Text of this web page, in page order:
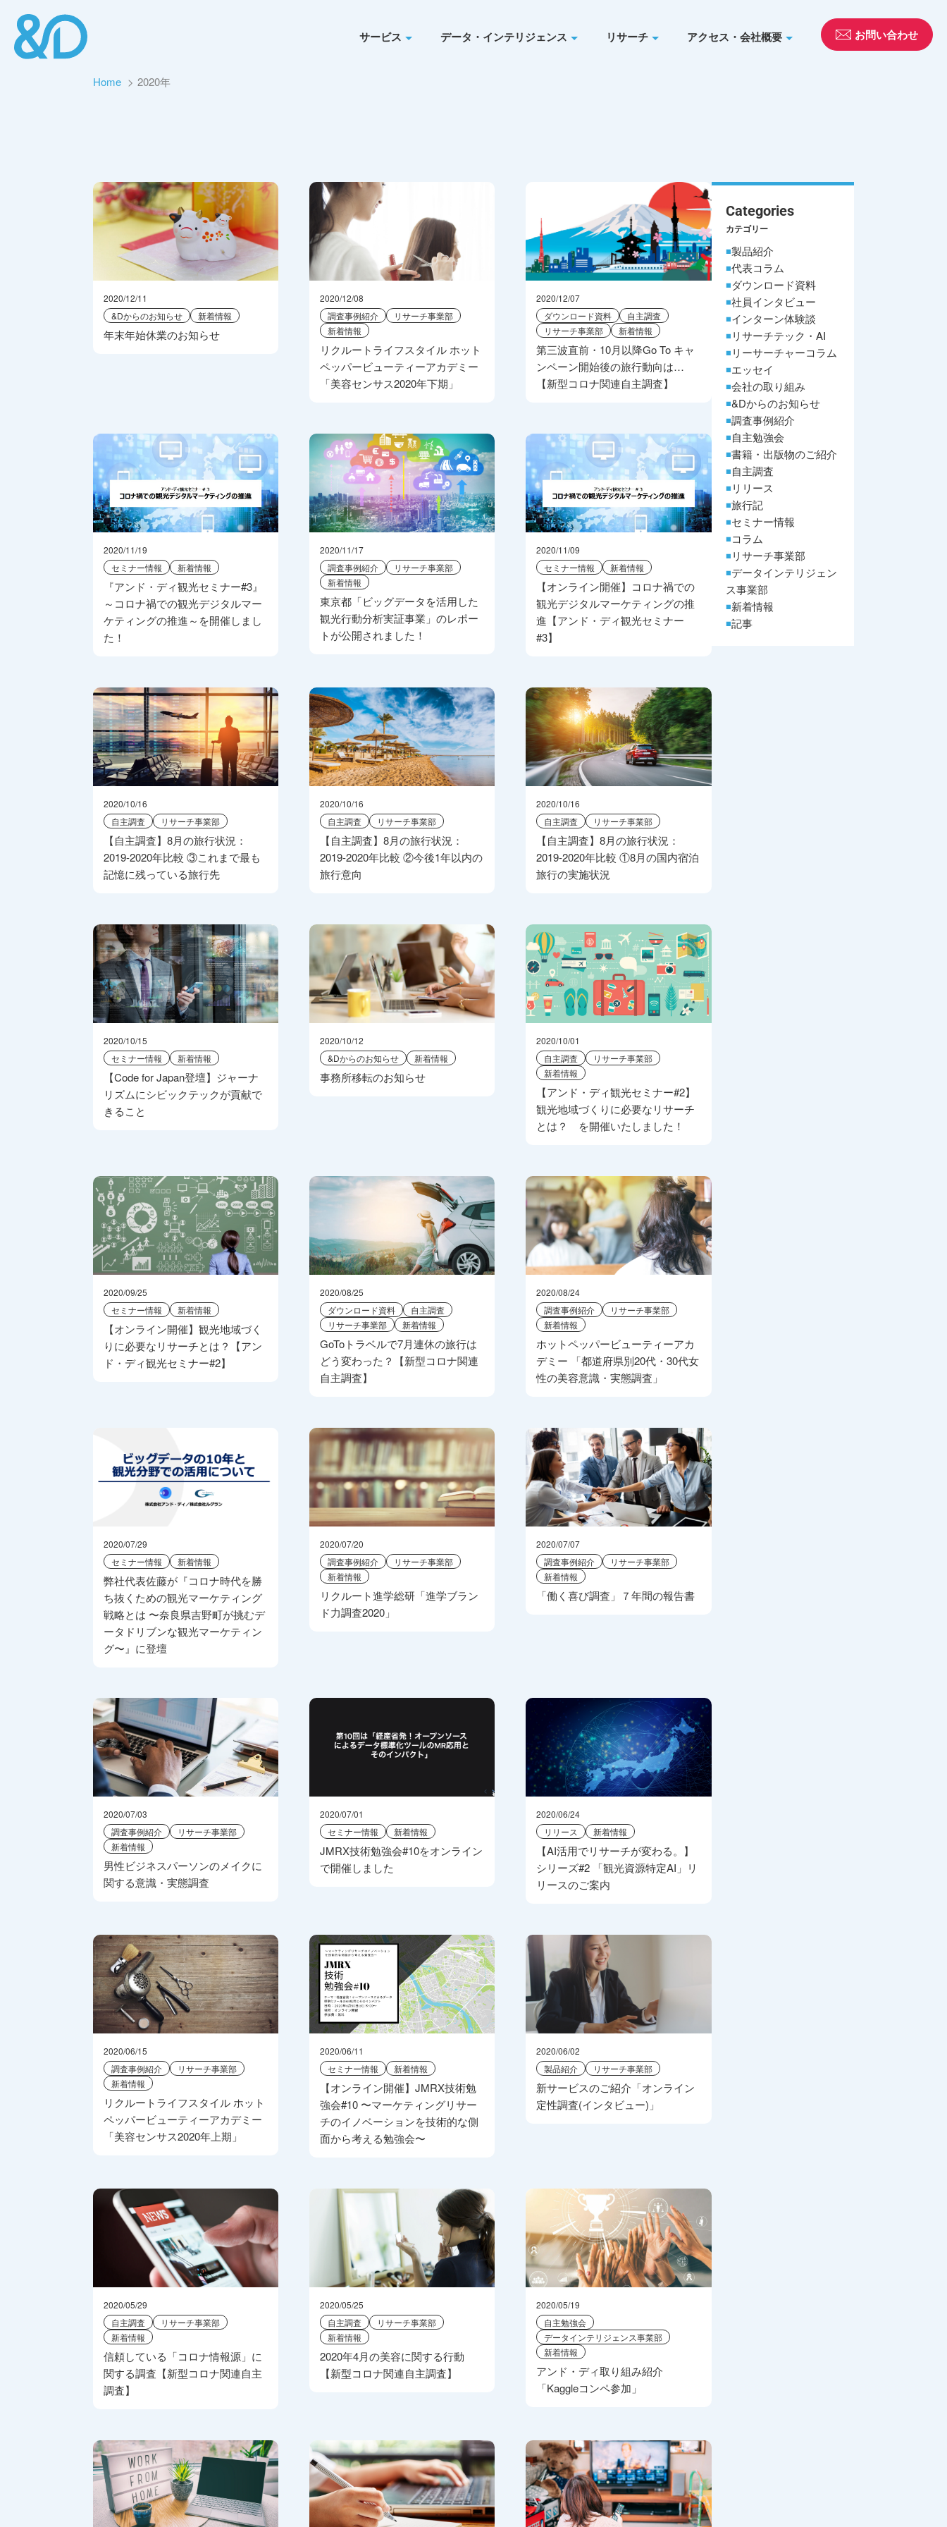
サービス データ・インテリジェンス リサーチ アクセス・会社概要 お問い合わせ
Home 2020年
2020/12/11
&Dからのお知らせ
新着情報
年末年始休業のお知らせ
2020/12/08
調査事例紹介
リサーチ事業部
新着情報
リクルートライフスタイル ホット
ペッパービューティーアカデミー
「美容センサス2020年下期」
2020/12/07
ダウンロード資料
自主調査
リサーチ事業部
新着情報
第三波直前・10月以降Go To キャ
ンペーン開始後の旅行動向は…
【新型コロナ関連自主調査】
2020/11/19
セミナー情報
新着情報
『アンド・ディ観光セミナー#3』
～コロナ禍での観光デジタルマー
ケティングの推進～を開催しまし
た！
2020/11/17
調査事例紹介
リサーチ事業部
新着情報
東京都「ビッグデータを活用した
観光行動分析実証事業」のレポー
トが公開されました！
2020/11/09
セミナー情報
新着情報
【オンライン開催】コロナ禍での
観光デジタルマーケティングの推
進【アンド・ディ観光セミナー
#3】
2020/10/16
自主調査
リサーチ事業部
【自主調査】8月の旅行状況：
2019-2020年比較 ③これまで最も
記憶に残っている旅行先
2020/10/16
自主調査
リサーチ事業部
【自主調査】8月の旅行状況：
2019-2020年比較 ②今後1年以内の
旅行意向
2020/10/16
自主調査
リサーチ事業部
【自主調査】8月の旅行状況：
2019-2020年比較 ①8月の国内宿泊
旅行の実施状況
2020/10/15
セミナー情報
新着情報
【Code for Japan登壇】ジャーナ
リズムにシビックテックが貢献で
きること
2020/10/12
&Dからのお知らせ
新着情報
事務所移転のお知らせ
2020/10/01
自主調査
リサーチ事業部
新着情報
【アンド・ディ観光セミナー#2】
観光地域づくりに必要なリサーチ
とは？ を開催いたしました！
2020/09/25
セミナー情報
新着情報
【オンライン開催】観光地域づく
りに必要なリサーチとは？【アン
ド・ディ観光セミナー#2】
2020/08/25
ダウンロード資料
自主調査
リサーチ事業部
新着情報
GoToトラベルで7月連休の旅行は
どう変わった？【新型コロナ関連
自主調査】
2020/08/24
調査事例紹介
リサーチ事業部
新着情報
ホットペッパービューティーアカ
デミー 「都道府県別20代・30代女
性の美容意識・実態調査」
2020/07/29
セミナー情報
新着情報
弊社代表佐藤が『コロナ時代を勝
ち抜くための観光マーケティング
戦略とは 〜奈良県吉野町が挑むデ
ータドリブンな観光マーケティン
グ〜』に登壇
2020/07/20
調査事例紹介
リサーチ事業部
新着情報
リクルート進学総研「進学ブラン
ド力調査2020」
2020/07/07
調査事例紹介
リサーチ事業部
新着情報
「働く喜び調査」７年間の報告書
2020/07/03
調査事例紹介
リサーチ事業部
新着情報
男性ビジネスパーソンのメイクに
関する意識・実態調査
2020/07/01
セミナー情報
新着情報
JMRX技術勉強会#10をオンライン
で開催しました
2020/06/24
リリース
新着情報
【AI活用でリサーチが変わる。】
シリーズ#2 「観光資源特定AI」リ
リースのご案内
2020/06/15
調査事例紹介
リサーチ事業部
新着情報
リクルートライフスタイル ホット
ペッパービューティーアカデミー
「美容センサス2020年上期」
2020/06/11
セミナー情報
新着情報
【オンライン開催】JMRX技術勉
強会#10 〜マーケティングリサー
チのイノベーションを技術的な側
面から考える勉強会〜
2020/06/02
製品紹介
リサーチ事業部
新サービスのご紹介「オンライン
定性調査(インタビュー)」
2020/05/29
自主調査
リサーチ事業部
新着情報
信頼している「コロナ情報源」に
関する調査【新型コロナ関連自主
調査】
2020/05/25
自主調査
リサーチ事業部
新着情報
2020年4月の美容に関する行動
【新型コロナ関連自主調査】
2020/05/19
自主勉強会
データインテリジェンス事業部
新着情報
アンド・ディ取り組み紹介
「Kaggleコンペ参加」
Categories
カテゴリー
製品紹介
代表コラム
ダウンロード資料
社員インタビュー
インターン体験談
リサーチテック・AI
リーサーチャーコラム
エッセイ
会社の取り組み
&Dからのお知らせ
調査事例紹介
自主勉強会
書籍・出版物のご紹介
自主調査
リリース
旅行記
セミナー情報
コラム
リサーチ事業部
データインテリジェン
ス事業部
新着情報
記事